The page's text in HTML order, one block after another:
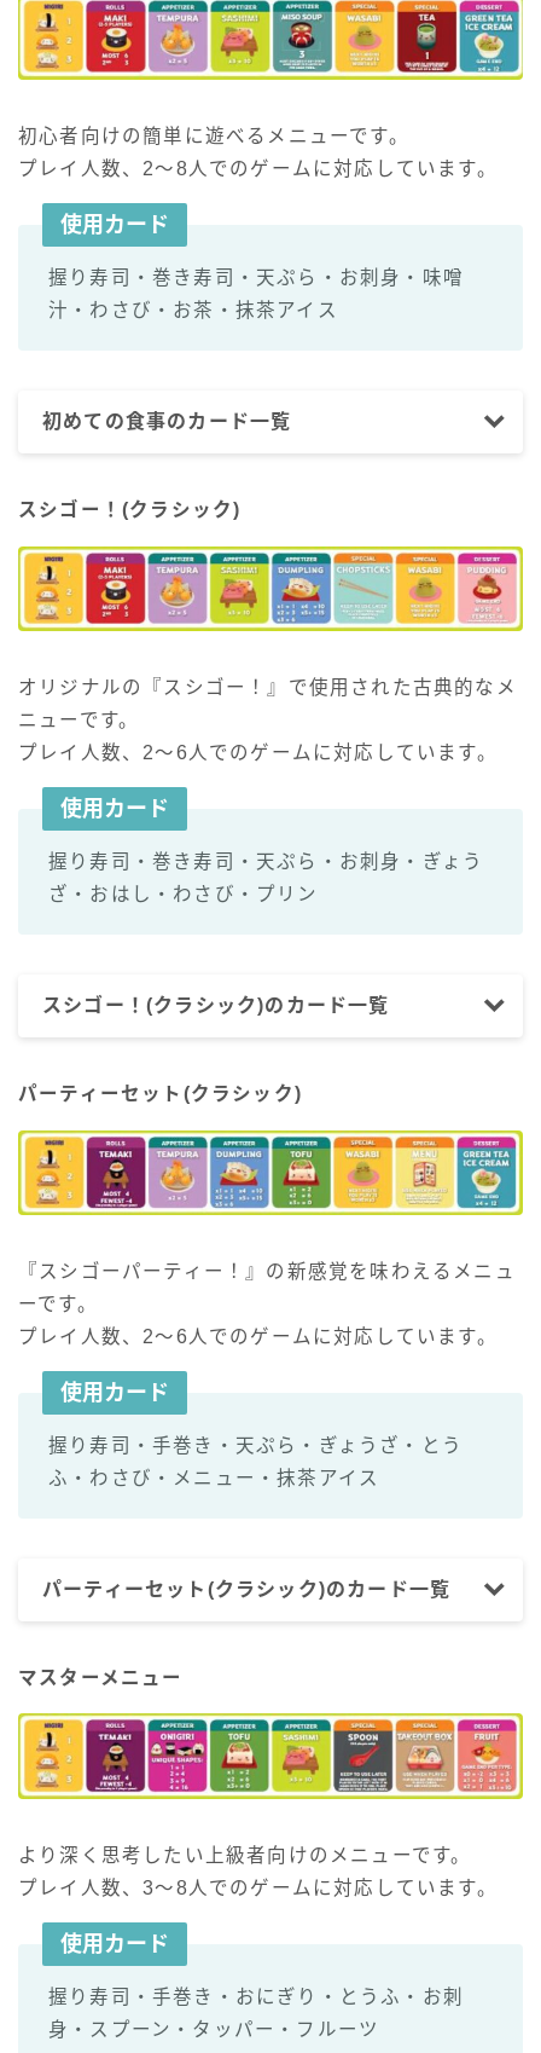
初心者向けの簡単に遊べるメニューです。
プレイ人数、2～8人でのゲームに対応しています。
使用カード
握り寿司・巻き寿司・天ぷら・お刺身・味噌
汁・わさび・お茶・抹茶アイス
初めての食事のカード一覧
スシゴー！(クラシック)
オリジナルの『スシゴー！』で使用された古典的なメ
ニューです。
プレイ人数、2～6人でのゲームに対応しています。
使用カード
握り寿司・巻き寿司・天ぷら・お刺身・ぎょう
ざ・おはし・わさび・プリン
スシゴー！(クラシック)のカード一覧
パーティーセット(クラシック)
『スシゴーパーティー！』の新感覚を味わえるメニュ
ーです。
プレイ人数、2～6人でのゲームに対応しています。
使用カード
握り寿司・手巻き・天ぷら・ぎょうざ・とう
ふ・わさび・メニュー・抹茶アイス
パーティーセット(クラシック)のカード一覧
マスターメニュー
より深く思考したい上級者向けのメニューです。
プレイ人数、3～8人でのゲームに対応しています。
使用カード
握り寿司・手巻き・おにぎり・とうふ・お刺
身・スプーン・タッパー・フルーツ